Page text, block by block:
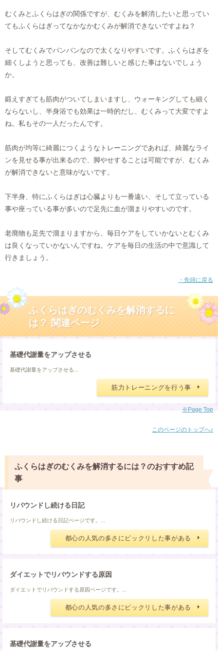
むくみとふくらはぎの関係ですが、むくみを解消したいと思ってい
てもふくらはぎってなかなかむくみが解消できないですよね？
そしてむくみでパンパンなので太くなりやすいです。ふくらはぎを
細くしようと思っても、改善は難しいと感じた事はないでしょう
か。
鍛えすぎても筋肉がついてしまいますし、ウォーキングしても細く
ならないし、半身浴でも効果は一時的だし、むくみって大変ですよ
ね。私もその一人だったんです。
筋肉が均等に綺麗につくようなトレーニングであれば、綺麗なライ
ンを見せる事が出来るので、脚やせすることは可能ですが、むくみ
が解消できないと意味がないです。
下半身、特にふくらはぎは心臓よりも一番遠い、そして立っている
事や座っている事が多いので足先に血が溜まりやすいのです。
老廃物も足先で溜まりますから、毎日ケアをしていかないとむくみ
は良くなっていかないんですね。ケアを毎日の生活の中で意識して
行きましょう。
・先頭に戻る
ふくらはぎのむくみを解消するに
は？ 関連ページ
基礎代謝量をアップさせる
基礎代謝量をアップさせる...
筋力トレーニングを行う事
※Page Top
このページのトップへ♪
ふくらはぎのむくみを解消するには？のおすすめ記
事
リバウンドし続ける日記
リバウンドし続ける日記ページです。...
都心の人気の多さにビックリした事がある
ダイエットでリバウンドする原因
ダイエットでリバウンドする原因ページです。...
都心の人気の多さにビックリした事がある
基礎代謝量をアップさせる